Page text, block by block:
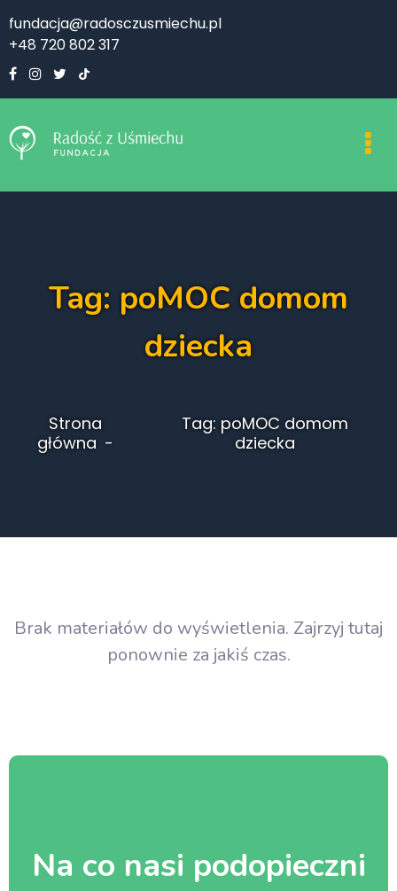
fundacja@radosczusmiechu.pl
+48 720 802 317
Tag: poMOC domom
dziecka
Strona
główna
Tag: poMOC domom
dziecka
Brak materiałów do wyświetlenia. Zajrzyj tutaj
ponownie za jakiś czas.
Na co nasi podopieczni